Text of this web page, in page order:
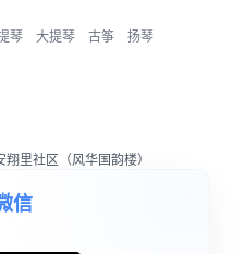
琴 大提琴 古筝 扬琴
里社区（风华国韵楼）
信